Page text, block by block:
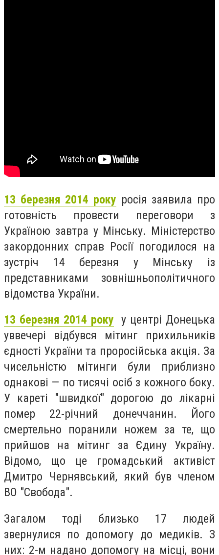
13 березня 2014 року росія заявила про
готовність провести переговори з
Україною завтра у Мінську. Міністерство
закордонних справ Росії погодилося на
зустріч 14 березня у Мінську із
представниками зовнішньополітичного
відомства України.
13 березня 2014 року у центрі Донецька
уввечері відбувся мітинг прихильників
єдності України та проросійська акція. За
чисельністю мітинги були приблизно
однакові — по тисячі осіб з кожного боку.
У кареті "швидкої" дорогою до лікарні
помер 22-річний донеччанин. Його
смертельно поранили ножем за те, що
прийшов на мітинг за Єдину Україну.
Відомо, що це громадський активіст
Дмитро Чернявський, який був членом
ВО "Свобода".
Загалом тоді близько 17 людей
звернулися по допомогу до медиків. З
них: 2-м надано допомогу на місці, вони